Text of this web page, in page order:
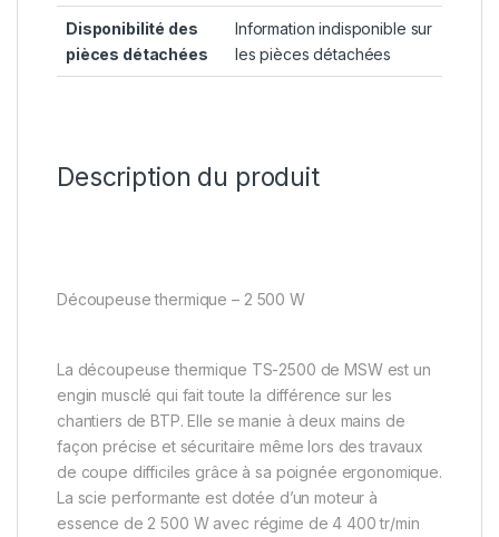
Disponibilité des
pièces détachées
‎Information indisponible sur
les pièces détachées
Description du produit
Découpeuse thermique – 2 500 W
La découpeuse thermique TS-2500 de MSW est un
engin musclé qui fait toute la différence sur les
chantiers de BTP. Elle se manie à deux mains de
façon précise et sécuritaire même lors des travaux
de coupe difficiles grâce à sa poignée ergonomique.
La scie performante est dotée d’un moteur à
essence de 2 500 W avec régime de 4 400 tr/min